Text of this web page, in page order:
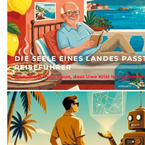
DIE SEELE EINES LANDES
REISEFÜHRER
Warum ich mich freue, dass Uwe Krist heute